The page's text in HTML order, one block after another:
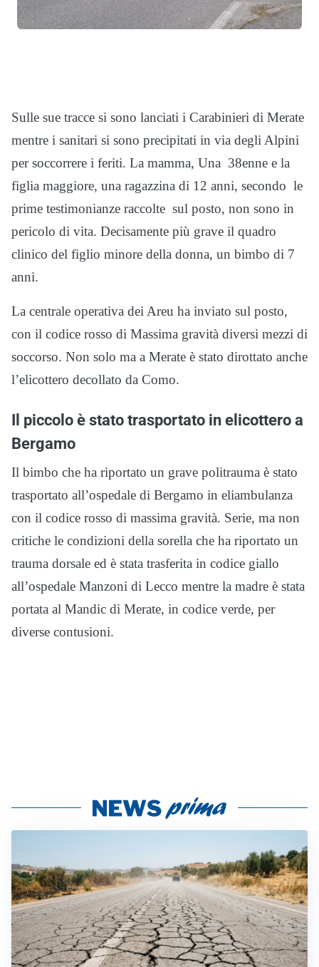
Sulle sue tracce si sono lanciati i Carabinieri di Merate
mentre i sanitari si sono precipitati in via degli Alpini
per soccorrere i feriti. La mamma, Una 38enne e la
figlia maggiore, una ragazzina di 12 anni, secondo le
prime testimonianze raccolte sul posto, non sono in
pericolo di vita. Decisamente più grave il quadro
clinico del figlio minore della donna, un bimbo di 7
anni.
La centrale operativa dei Areu ha inviato sul posto,
con il codice rosso di Massima gravità diversi mezzi di
soccorso. Non solo ma a Merate è stato dirottato anche
l’elicottero decollato da Como.
Il piccolo è stato trasportato in elicottero a
Bergamo
Il bimbo che ha riportato un grave politrauma è stato
trasportato all’ospedale di Bergamo in eliambulanza
con il codice rosso di massima gravità. Serie, ma non
critiche le condizioni della sorella che ha riportato un
trauma dorsale ed è stata trasferita in codice giallo
all’ospedale Manzoni di Lecco mentre la madre è stata
portata al Mandic di Merate, in codice verde, per
diverse contusioni.